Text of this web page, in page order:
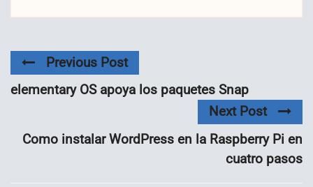
Previous Post
elementary OS apoya los paquetes Snap
Next Post
Como instalar WordPress en la Raspberry Pi en
cuatro pasos